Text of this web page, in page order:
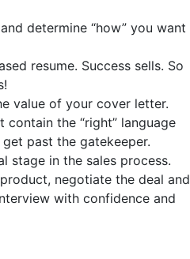
determine “how” you want
resume. Success sells. So
value of your cover letter.
the “right” language
past the gatekeeper.
stage in the sales process.
negotiate the deal and
with confidence and